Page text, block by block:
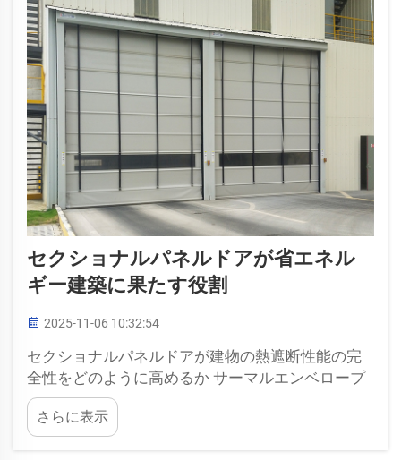
セクショナルパネルドアが省エネル
ギー建築に果たす役割
2025-11-06 10:32:54
セクショナルパネルドアが建物の熱遮断性能の完
全性をどのように高めるか サーマルエンベロープ
とセクショナルパネルドアの役割 建物のサーマル
エンベロープは、エネルギー損失に対する主要な
防御手段として機能し、基本的に熱の移動を管理
さらに表示